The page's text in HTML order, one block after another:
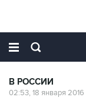
В РОССИИ
02:53, 18 января 2016